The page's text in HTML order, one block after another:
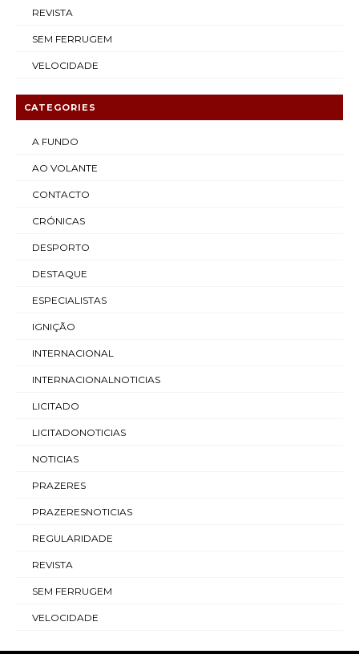
REVISTA
SEM FERRUGEM
VELOCIDADE
CATEGORIES
A FUNDO
AO VOLANTE
CONTACTO
CRÓNICAS
DESPORTO
DESTAQUE
ESPECIALISTAS
IGNIÇÃO
INTERNACIONAL
INTERNACIONALNOTICIAS
LICITADO
LICITADONOTICIAS
NOTICIAS
PRAZERES
PRAZERESNOTICIAS
REGULARIDADE
REVISTA
SEM FERRUGEM
VELOCIDADE